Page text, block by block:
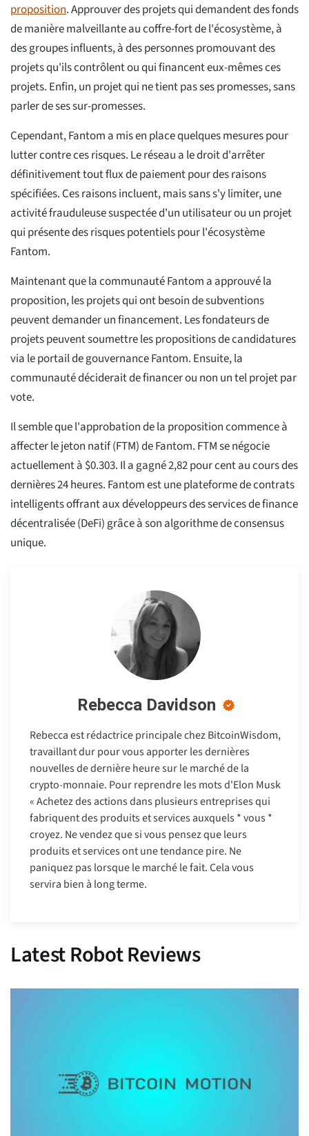
proposition. Approuver des projets qui demandent des fonds
de manière malveillante au coffre-fort de l'écosystème, à
des groupes influents, à des personnes promouvant des
projets qu'ils contrôlent ou qui financent eux-mêmes ces
projets. Enfin, un projet qui ne tient pas ses promesses, sans
parler de ses sur-promesses.
Cependant, Fantom a mis en place quelques mesures pour
lutter contre ces risques. Le réseau a le droit d'arrêter
définitivement tout flux de paiement pour des raisons
spécifiées. Ces raisons incluent, mais sans s'y limiter, une
activité frauduleuse suspectée d'un utilisateur ou un projet
qui présente des risques potentiels pour l'écosystème
Fantom.
Maintenant que la communauté Fantom a approuvé la
proposition, les projets qui ont besoin de subventions
peuvent demander un financement. Les fondateurs de
projets peuvent soumettre les propositions de candidatures
via le portail de gouvernance Fantom. Ensuite, la
communauté déciderait de financer ou non un tel projet par
vote.
Il semble que l'approbation de la proposition commence à
affecter le jeton natif (FTM) de Fantom. FTM se négocie
actuellement à $0.303. Il a gagné 2,82 pour cent au cours des
dernières 24 heures. Fantom est une plateforme de contrats
intelligents offrant aux développeurs des services de finance
décentralisée (DeFi) grâce à son algorithme de consensus
unique.
Rebecca Davidson
Rebecca est rédactrice principale chez BitcoinWisdom,
travaillant dur pour vous apporter les dernières
nouvelles de dernière heure sur le marché de la
crypto-monnaie. Pour reprendre les mots d'Elon Musk
« Achetez des actions dans plusieurs entreprises qui
fabriquent des produits et services auxquels * vous *
croyez. Ne vendez que si vous pensez que leurs
produits et services ont une tendance pire. Ne
paniquez pas lorsque le marché le fait. Cela vous
servira bien à long terme.
Latest Robot Reviews